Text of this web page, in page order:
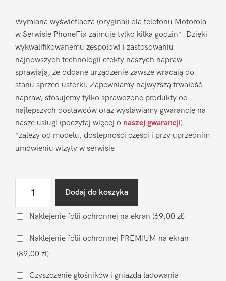
Wymiana wyświetlacza (oryginał) dla telefonu Motorola
w Serwisie PhoneFix zajmuje tylko kilka godzin*. Dzięki
wykwalifikowanemu zespołowi i zastosowaniu
najnowszych technologii efekty naszych napraw
sprawiają, że oddane urządzenie zawsze wracają do
stanu sprzed usterki. Zapewniamy najwyższą trwałość
napraw, stosujemy tylko sprawdzone produkty od
najlepszych dostawców oraz wystawiamy gwarancję na
nasze usługi (poczytaj więcej o naszej gwarancji).
*zależy od modelu, dostepności części i przy uprzednim
umówieniu wizyty w serwisie
wyświetlacza
Moto
G7
Plus
Dodaj do koszyka
Naklejenie folii ochronnej na ekran (69,00 zł)
Naklejenie folii ochronnej PREMIUM na ekran
(89,00 zł)
Czyszczenie głośników i gniazda ładowania